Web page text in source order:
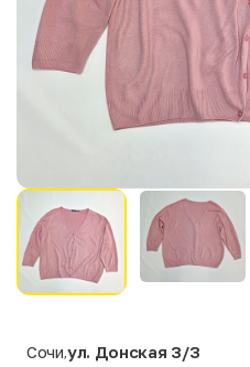
Сочи ул. Донская 3/3